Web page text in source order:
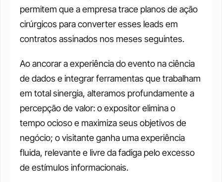
permitem que a empresa trace planos de ação
cirúrgicos para converter esses leads em
contratos assinados nos meses seguintes.
Ao ancorar a experiência do evento na ciência
de dados e integrar ferramentas que trabalham
em total sinergia, alteramos profundamente a
percepção de valor: o expositor elimina o
tempo ocioso e maximiza seus objetivos de
negócio; o visitante ganha uma experiência
fluida, relevante e livre da fadiga pelo excesso
de estímulos informacionais.